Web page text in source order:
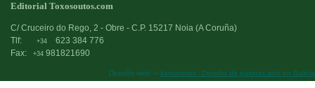
Editorial Toxosoutos.com
C/ Cruceiro do Rego, 2 - Obre - C.P. 15217 Noia (A Coruña)
Tlf:
+34
623 384 776
Fax:
+34 981821690
Deseño web:-> kantaronet - Deseño de páxinas web en Galicia